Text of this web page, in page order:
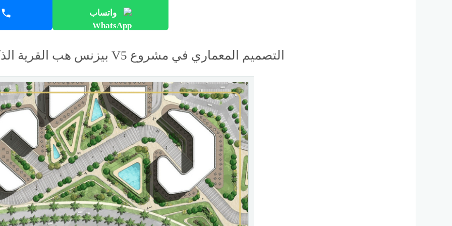
واتساب
التصميم المعماري في مشروع V5 بيزنس هب القرية الذكية